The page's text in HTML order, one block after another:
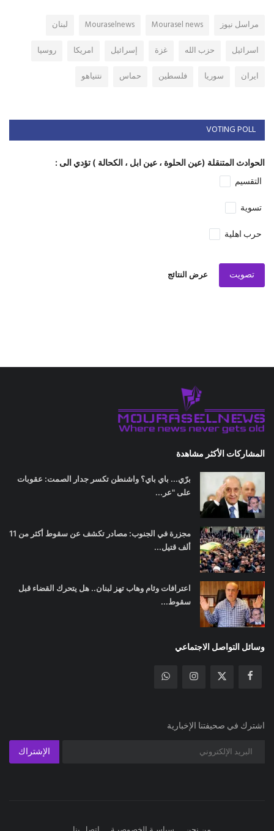
مراسل نيوز Mourasel news
Mouraselnews
لبنان
اسرائيل
حزب الله غزة إسرائيل امريكا
روسيا
ايران
سوريا فلسطين حماس نتنياهو
VOTING POLL
الحوادث المتنقلة (عين الحلوة ، عين ابل ، الكحالة ) تؤدي الى :
التقسيم
تسوية
حرب اهلية
تصويت عرض النتائج
المشاركات الأكثر مشاهدة
برّي... باي باي؟ واشنطن تكسر جدار الصمت: عقوبات
على "عر...
مجزرة في الجنوب: مصادر تكشف عن سقوط أكثر من 11
ألف قتيل...
اعترافات وئام وهاب تهز لبنان.. هل يتحرك القضاء قبل
سقوط...
وسائل التواصل الاجتماعي
اشترك في صحيفتنا الإخبارية
الإشتراك